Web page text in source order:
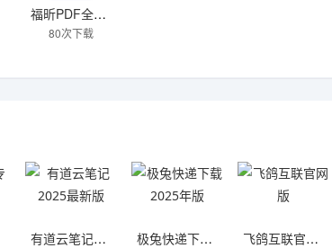
福昕PDF全能王
80次下载
有道云笔记2025最新版 极兔快递下载2025年版 飞鸽互联官网版